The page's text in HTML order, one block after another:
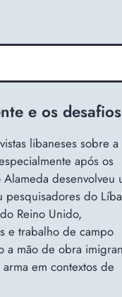
e os desafios
libaneses sobre a
após os
desenvolveu
do
Reino Unido,
e trabalho de campo
a mão de obra
em contextos de